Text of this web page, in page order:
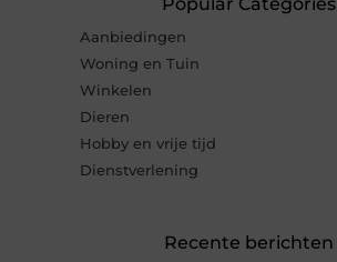
Aanbiedingen
Woning en Tuin
Winkelen
Dieren
Hobby en vrije tijd
Dienstverlening
Recente berichten